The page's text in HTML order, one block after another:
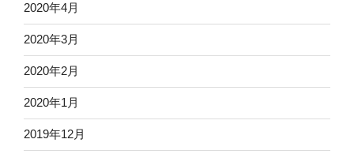
2020年4月
2020年3月
2020年2月
2020年1月
2019年12月